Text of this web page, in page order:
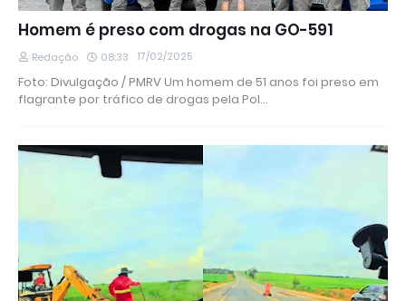
Homem é preso com drogas na GO-591
Redação 08:33 17/02/2025
Foto: Divulgação / PMRV Um homem de 51 anos foi preso em
flagrante por tráfico de drogas pela Pol…